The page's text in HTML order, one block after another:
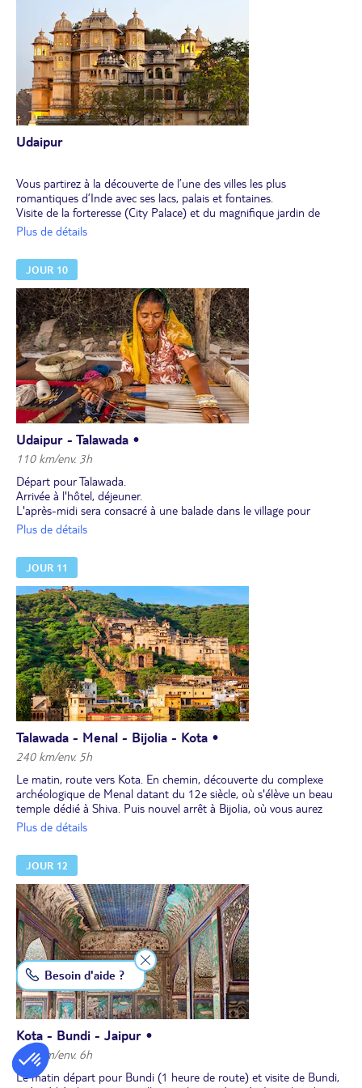
communauté Rabari (environ 1h30).
Reprise de la route vers Udaipur.
À l'arrivée, installation pour 2 nuits en maison d’hôtes. Dîner.
Udaipur
Vous partirez à la découverte de l’une des villes les plus
romantiques d’Inde avec ses lacs, palais et fontaines.
Visite de la forteresse (City Palace) et du magnifique jardin de
Sahelion Ki Bari. Vous découvrirez également le temple Jagdish,
ville.
Puis, en option, promenade en bateau sur le lac de Pichola.
Déjeuner en cours de visite.
Au dîner, démonstration de cuisine et dîner.
Plus de détails
JOUR 10
Udaipur - Talawada •
110 km/env. 3h
Départ pour Talawada.
Arrivée à l'hôtel, déjeuner.
L'après-midi sera consacré à une balade dans le village pour
observer la vie des villageois et le travail des artisans locaux. En fin
Dans cette région se trouvent notamment les tribus des Garasiya,
vivant en communauté, et les Bhîl, autre groupe tribal.
Arrêt pour profiter du coucher de soleil, puis retour à l'hôtel.
Dîner. Nuit à l'hôtel.
Plus de détails
JOUR 11
Talawada - Menal - Bijolia - Kota •
240 km/env. 5h
Le matin, route vers Kota. En chemin, découverte du complexe
archéologique de Menal datant du 12e siècle, où s'élève un beau
temple dédié à Shiva. Puis nouvel arrêt à Bijolia, où vous aurez
l'occasion d'apprécier l'élégante architecture de trois temples
Poursuite vers Kota, à l'arrivée, déjeuner à l'hôtel.
En fin de journée, promenade le long de la rive de la rivière
Chambal. Découvrez les ghats et assistez à un spectacle son et
lumière.
Dîner et nuit.
Plus de détails
JOUR 12
Kota - Bundi - Jaipur •
240 km/env. 6h
Le matin départ pour Bundi (1 heure de route) et visite de Bundi,
Besoin d'aide ?